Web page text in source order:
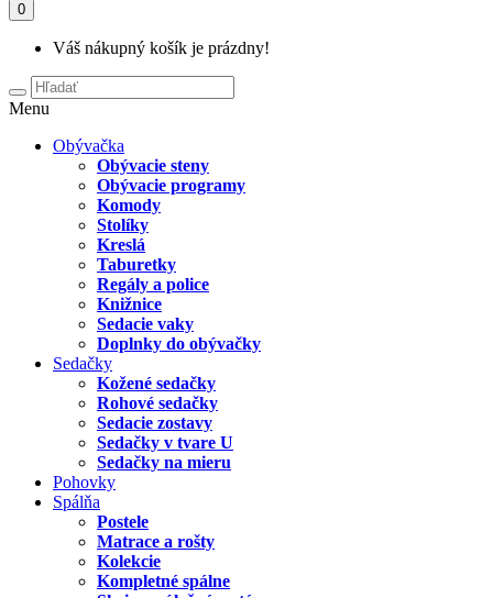
0
Váš nákupný košík je prázdny!
Menu
Obývačka
Obývacie steny
Obývacie programy
Komody
Stolíky
Kreslá
Taburetky
Regály a police
Knižnice
Sedacie vaky
Doplnky do obývačky
Sedačky
Kožené sedačky
Rohové sedačky
Sedacie zostavy
Sedačky v tvare U
Sedačky na mieru
Pohovky
Spálňa
Postele
Matrace a rošty
Kolekcie
Kompletné spálne